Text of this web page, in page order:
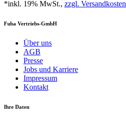
*inkl. 19% MwSt., zzgl. Versandkosten
Fuba Vertriebs-GmbH
Über uns
AGB
Presse
Jobs und Karriere
Impressum
Kontakt
Ihre Daten